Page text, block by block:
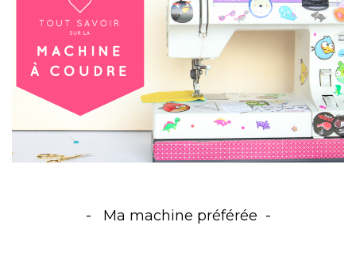
Ma machine préférée